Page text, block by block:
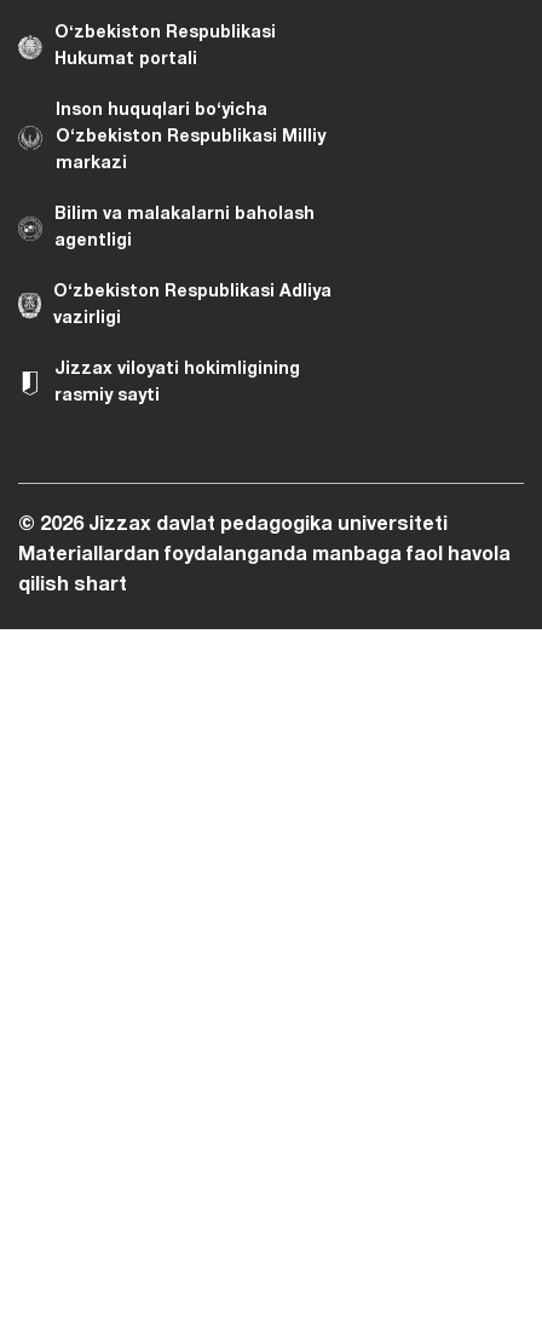
Oʻzbekiston Respublikasi
Hukumat portali
Inson huquqlari bo‘yicha
O‘zbekiston Respublikasi Milliy
markazi
Bilim va malakalarni baholash
agentligi
O‘zbekiston Respublikasi Adliya
vazirligi
Jizzax viloyati hokimligining
rasmiy sayti
© 2026 Jizzax davlat pedagogika universiteti
Materiallardan foydalanganda manbaga faol havola
qilish shart